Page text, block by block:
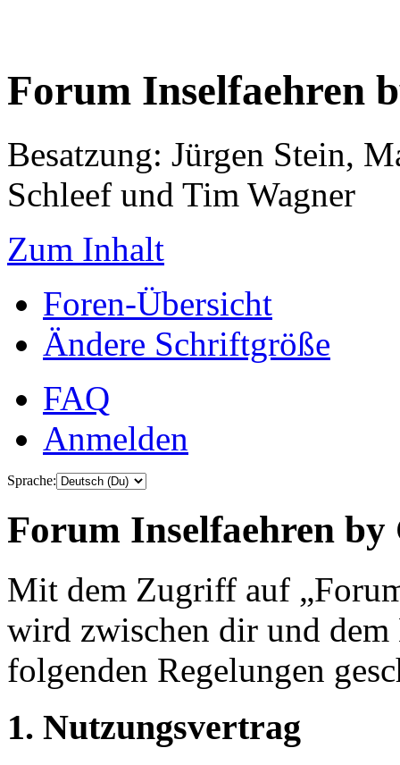
Forum Inselfaehren
Besatzung: Jürgen Stein,
Schleef und Tim Wagner
Zum Inhalt
Foren-Übersicht
Ändere Schriftgröße
FAQ
Anmelden
Sprache:
Forum Inselfaehren
Mit dem Zugriff auf
wird zwischen dir und
folgenden Regelungen
1. Nutzungsvertrag